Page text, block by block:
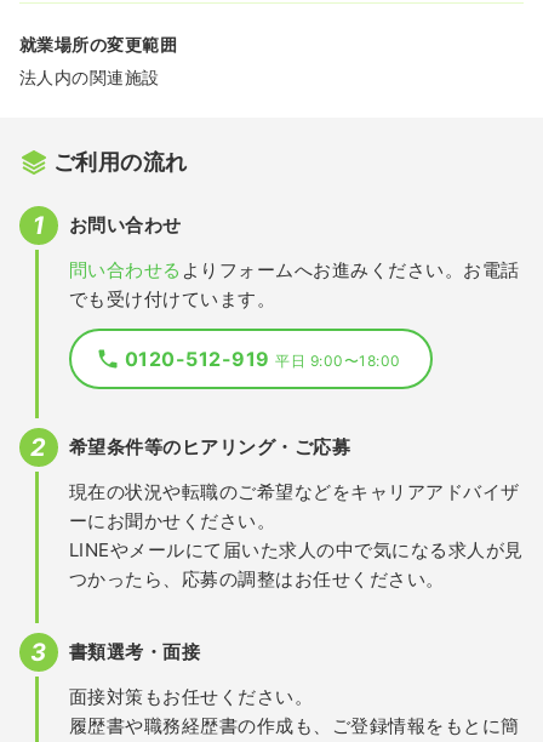
就業場所の変更範囲
法人内の関連施設
ご利用の流れ
お問い合わせ
問い合わせる よりフォームへお進みください。お電話
でも受け付けています。
0120-512-919平日 9:00〜18:00
希望条件等のヒアリング・ご応募
現在の状況や転職のご希望などをキャリアアドバイザ
ーにお聞かせください。
LINEやメールにて届いた求人の中で気になる求人が見
つかったら、応募の調整はお任せください。
書類選考・面接
面接対策もお任せください。
履歴書や職務経歴書の作成も、ご登録情報をもとに簡